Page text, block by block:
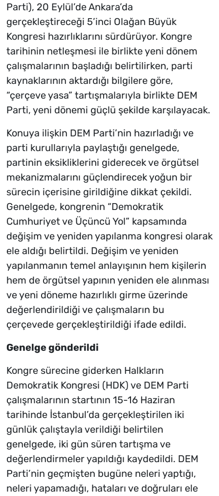
Parti), 20 Eylül’de Ankara’da
gerçekleştireceği 5’inci Olağan Büyük
Kongresi hazırlıklarını sürdürüyor. Kongre
tarihinin netleşmesi ile birlikte yeni dönem
çalışmalarının başladığı belirtilirken, parti
kaynaklarının aktardığı bilgilere göre,
“çerçeve yasa” tartışmalarıyla birlikte DEM
Parti, yeni dönemi güçlü şekilde karşılayacak.
Konuya ilişkin DEM Parti’nin hazırladığı ve
parti kurullarıyla paylaştığı genelgede,
partinin eksikliklerini giderecek ve örgütsel
mekanizmalarını güçlendirecek yoğun bir
sürecin içerisine girildiğine dikkat çekildi.
Genelgede, kongrenin “Demokratik
Cumhuriyet ve Üçüncü Yol” kapsamında
değişim ve yeniden yapılanma kongresi olarak
ele aldığı belirtildi. Değişim ve yeniden
yapılanmanın temel anlayışının hem kişilerin
hem de örgütsel yapının yeniden ele alınması
ve yeni döneme hazırlıklı girme üzerinde
değerlendirildiği ve çalışmaların bu
çerçevede gerçekleştirildiği ifade edildi.
Genelge gönderildi
Kongre sürecine giderken Halkların
Demokratik Kongresi (HDK) ve DEM Parti
çalışmalarının startının 15-16 Haziran
tarihinde İstanbul’da gerçekleştirilen iki
günlük çalıştayla verildiği belirtilen
genelgede, iki gün süren tartışma ve
değerlendirmeler yapıldığı kaydedildi. DEM
Parti’nin geçmişten bugüne neleri yaptığı,
neleri yapamadığı, hataları ve doğruları ele